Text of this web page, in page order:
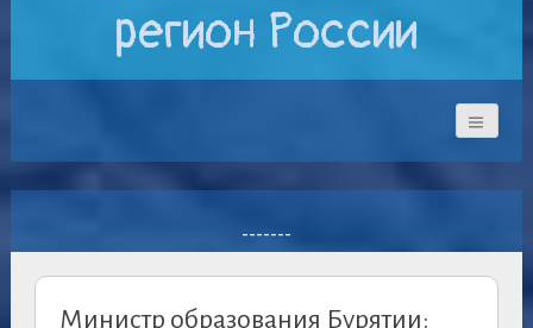
регион России
-------
Министр образования Бурятии: